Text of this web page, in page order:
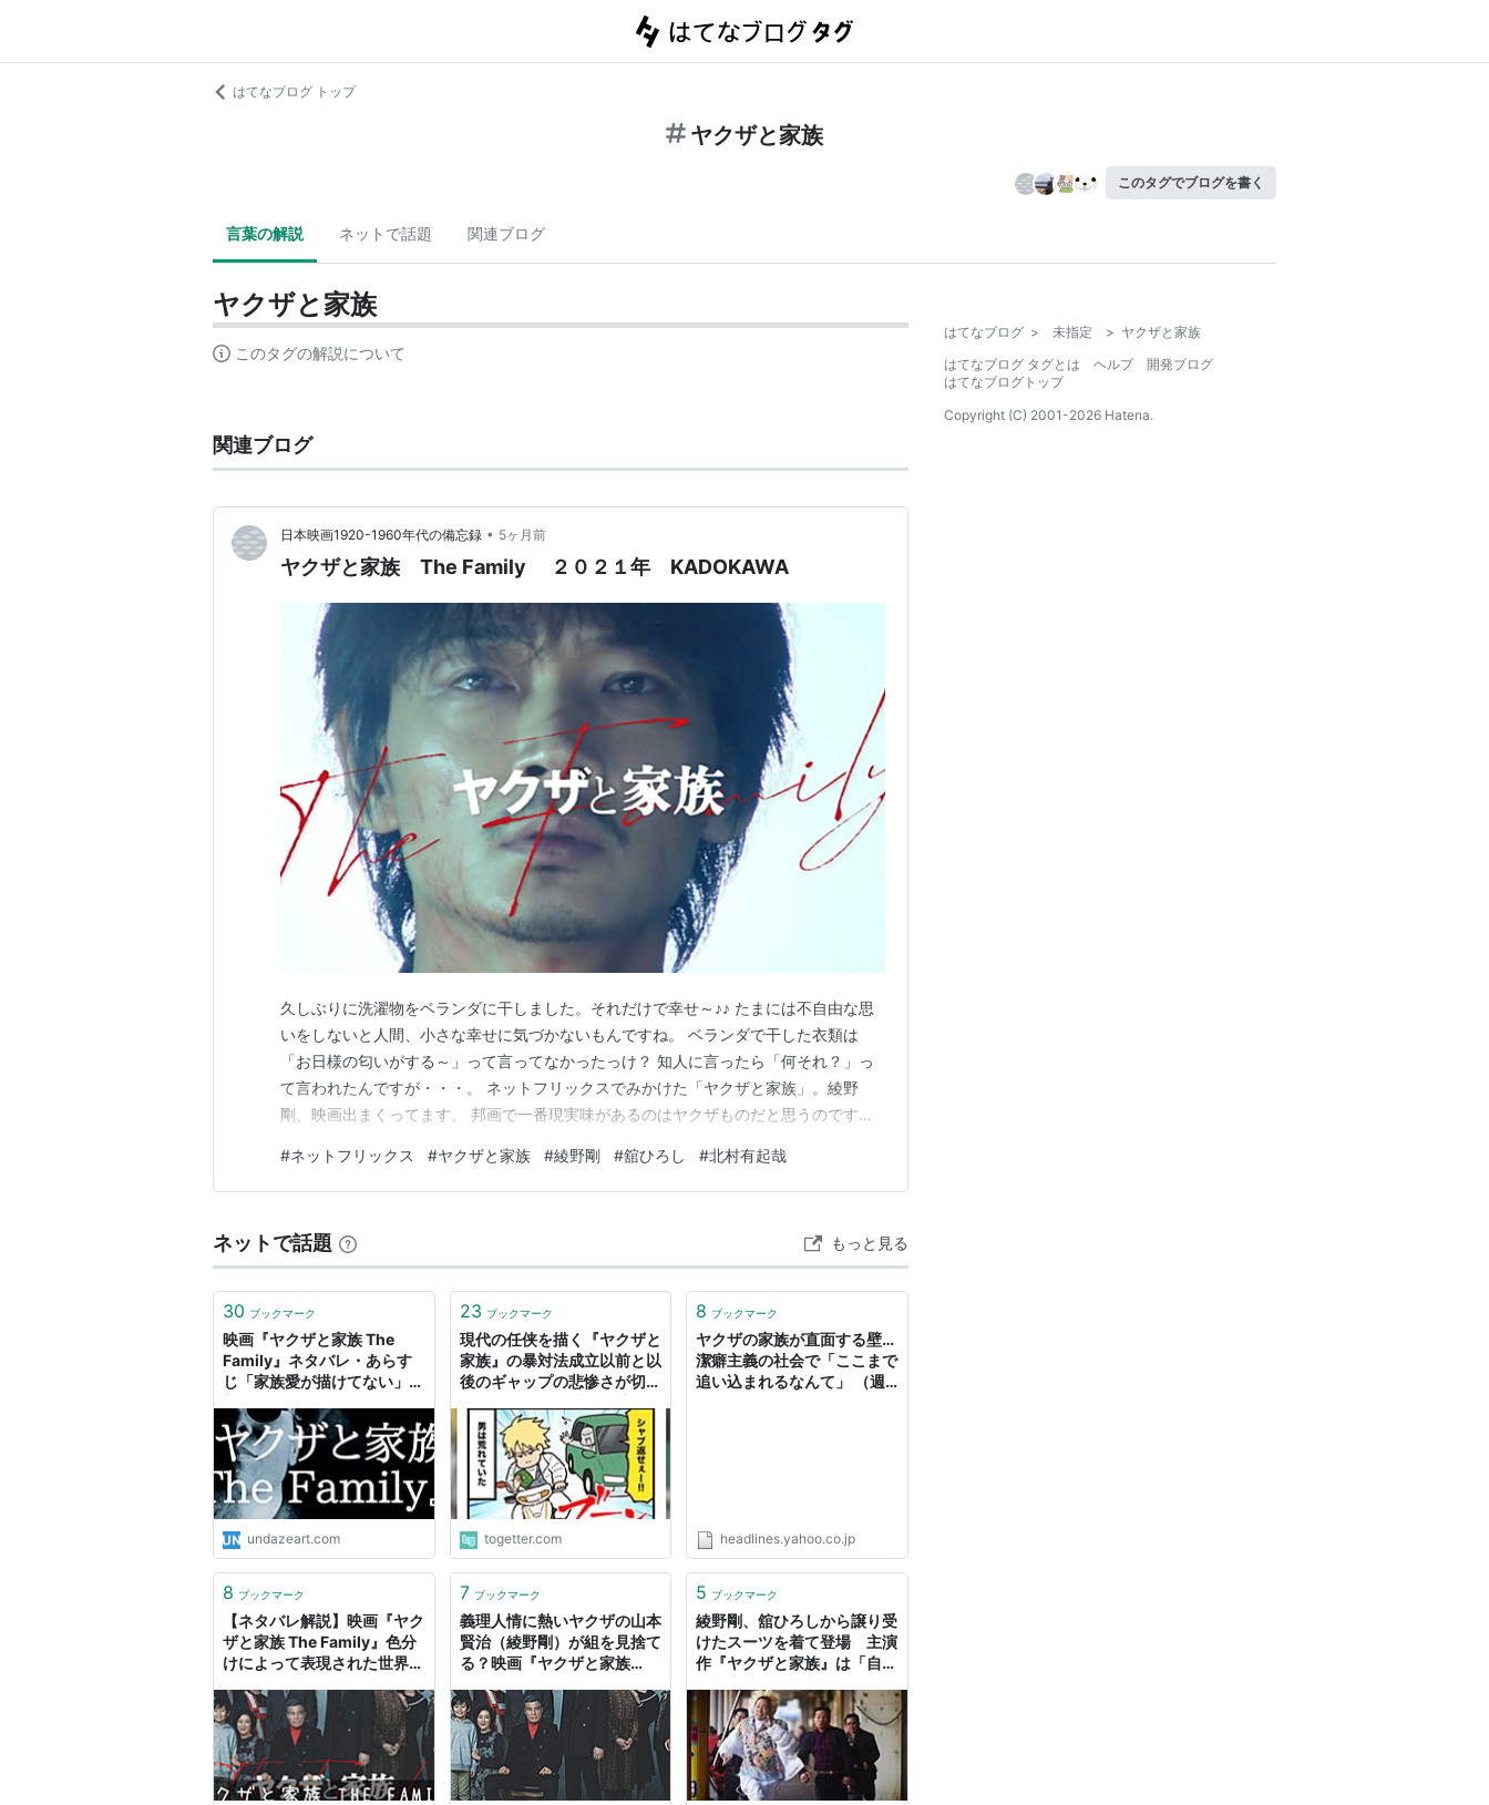
はてなブログ トップ
ヤクザと家族
このタグでブログを書く
言葉の解説 ネットで話題 関連ブログ
ヤクザと家族
このタグの解説について
関連ブログ
日本映画1920-1960年代の備忘録 • 5ヶ月前
ヤクザと家族 The Family ２０２１年 KADOKAWA
久しぶりに洗濯物をベランダに干しました。それだけで幸せ～♪♪ たまには不自由な思
いをしないと人間、小さな幸せに気づかないもんですね。 ベランダで干した衣類は
「お日様の匂いがする～」って言ってなかったっけ？ 知人に言ったら「何それ？」っ
て言われたんですが・・・。 ネットフリックスでみかけた「ヤクザと家族」。綾野
剛、映画出まくってます。 邦画で一番現実味があるのはヤクザものだと思うのです
んで、どうしてもヤクザには見えない、かなり上品な親分でした。 グレている若者が
ヤクザとなった２０年間のお話。 １０代でヤクザの父を亡…
#ネットフリックス #ヤクザと家族 #綾野剛 #舘ひろし #北村有起哉
ネットで話題 もっと見る
30 ブックマーク
映画『ヤクザと家族 The
Family』ネタバレ・あらす
じ「家族愛が描けてない」感
undazeart.com
23 ブックマーク
現代の任侠を描く『ヤクザと
家族』の暴対法成立以前と以
後のギャップの悲惨さが切な
歌MV必見」の声も
togetter.com
8 ブックマーク
ヤクザの家族が直面する壁…
潔癖主義の社会で「ここまで
追い込まれるなんて」 （週
headlines.yahoo.co.jp
8 ブックマーク
【ネタバレ解説】映画『ヤク
ザと家族 The Family』色分
けによって表現された世界観
7 ブックマーク
義理人情に熱いヤクザの山本
賢治（綾野剛）が組を見捨て
る？映画『ヤクザと家族
AKIRAの映画・ドラマブロ
グ
5 ブックマーク
綾野剛、舘ひろしから譲り受
けたスーツを着て登場 主演
作『ヤクザと家族』は「自身
Infoseekニュース
はてなブログ > 未指定 > ヤクザと家族
はてなブログ タグとは
ヘルプ
開発ブログ
はてなブログトップ
Copyright (C) 2001-2026 Hatena.